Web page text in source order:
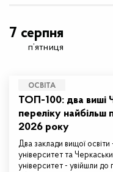
7 серпня
п’ятниця
ОСВІТА
ТОП-100: два виші
переліку найбільш
2026 року
Два заклади вищої
університет та
університет - увійшли